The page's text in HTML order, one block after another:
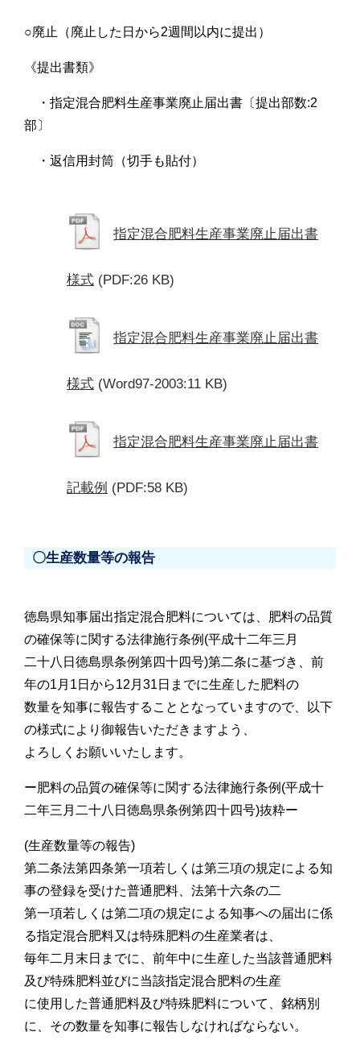
○廃止（廃止した日から2週間以内に提出）
《提出書類》
・指定混合肥料生産事業廃止届出書〔提出部数:2
部〕
・返信用封筒（切手も貼付）
指定混合肥料生産事業廃止届出書
様式 (PDF:26 KB)
指定混合肥料生産事業廃止届出書
様式 (Word97-2003:11 KB)
指定混合肥料生産事業廃止届出書
記載例 (PDF:58 KB)
〇生産数量等の報告
徳島県知事届出指定混合肥料については、肥料の品質
の確保等に関する法律施行条例(平成十二年三月
二十八日徳島県条例第四十四号)第二条に基づき、前
年の1月1日から12月31日までに生産した肥料の
数量を知事に報告することとなっていますので、以下
の様式により御報告いただきますよう、
よろしくお願いいたします。
ー肥料の品質の確保等に関する法律施行条例(平成十
二年三月二十八日徳島県条例第四十四号)抜粋ー
(生産数量等の報告)
第二条法第四条第一項若しくは第三項の規定による知
事の登録を受けた普通肥料、法第十六条の二
第一項若しくは第二項の規定による知事への届出に係
る指定混合肥料又は特殊肥料の生産業者は、
毎年二月末日までに、前年中に生産した当該普通肥料
及び特殊肥料並びに当該指定混合肥料の生産
に使用した普通肥料及び特殊肥料について、銘柄別
に、その数量を知事に報告しなければならない。